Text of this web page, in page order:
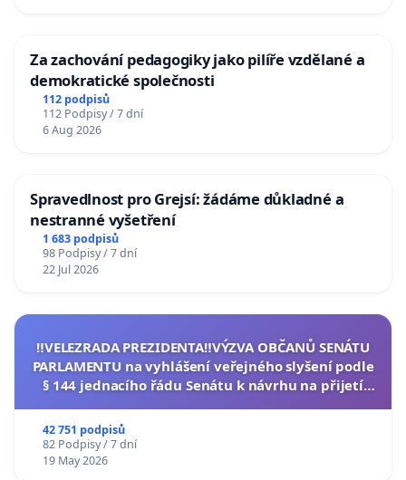
Za zachování pedagogiky jako pilíře vzdělané a
demokratické společnosti
112 podpisů
112 Podpisy / 7 dní
6 Aug 2026
Spravedlnost pro Grejsí: žádáme důkladné a
nestranné vyšetření
1 683 podpisů
98 Podpisy / 7 dní
22 Jul 2026
‼️VELEZRADA PREZIDENTA‼️VÝZVA OBČANŮ SENÁTU
PARLAMENTU na vyhlášení veřejného slyšení podle
§ 144 jednacího řádu Senátu k návrhu na přijetí
42 751 podpisů
82 Podpisy / 7 dní
19 May 2026